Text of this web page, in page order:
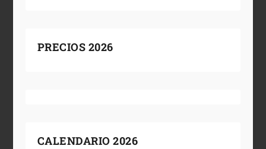
PRECIOS 2026
CALENDARIO 2026